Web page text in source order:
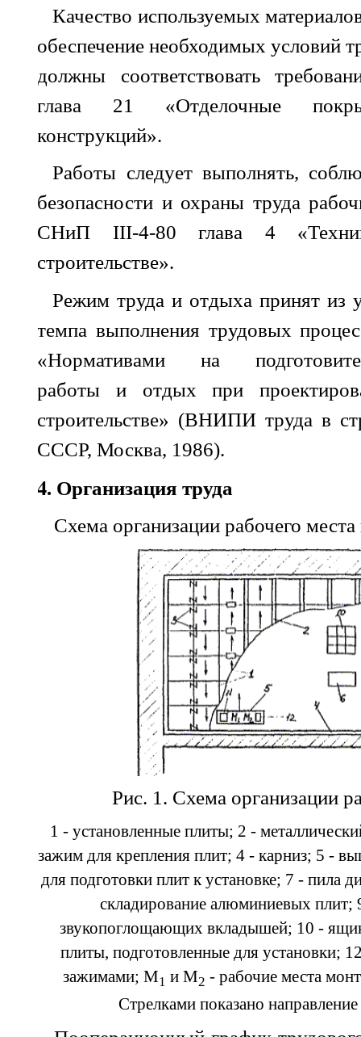
Качество используемых
обеспечение необходимых условий
должны соответствовать
глава 21 «Отделочные
конструкций».
Работы следует выполнять,
безопасности и охраны труда
СНиП III-4-80 глава 4
строительстве».
Режим труда и отдыха принят из
темпа выполнения трудовых
«Нормативами на
работы и отдых при
строительстве» (ВНИПИ труда в
СССР, Москва, 1986).
4. Организация труда
Схема организации рабочего
Рис. 1. Схема организации
1 - установленные плиты; 2 -
зажим для крепления плит; 4 - карниз; 5 -
для подготовки плит к установке; 7 - пила
складирование алюминиевых плит;
звукопоглощающих вкладышей; 10 -
плиты, подготовленные для установки;
зажимами; М1 и М2 - рабочие места
Стрелками показано